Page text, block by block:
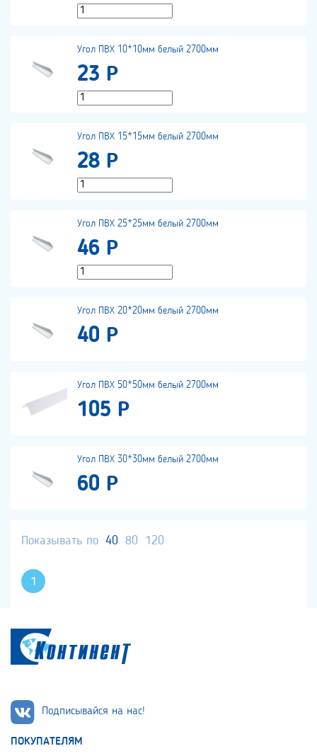
Угол ПВХ 10*10мм белый 2700мм
23 Р
Угол ПВХ 15*15мм белый 2700мм
28 Р
Угол ПВХ 25*25мм белый 2700мм
46 Р
Угол ПВХ 20*20мм белый 2700мм
40 Р
Угол ПВХ 50*50мм белый 2700мм
105 Р
Угол ПВХ 30*30мм белый 2700мм
60 Р
Показывать по 40 80 120
1
Подписывайся на нас!
ПОКУПАТЕЛЯМ